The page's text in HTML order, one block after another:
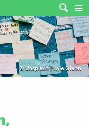
© Unsplash | Kyle Glenn